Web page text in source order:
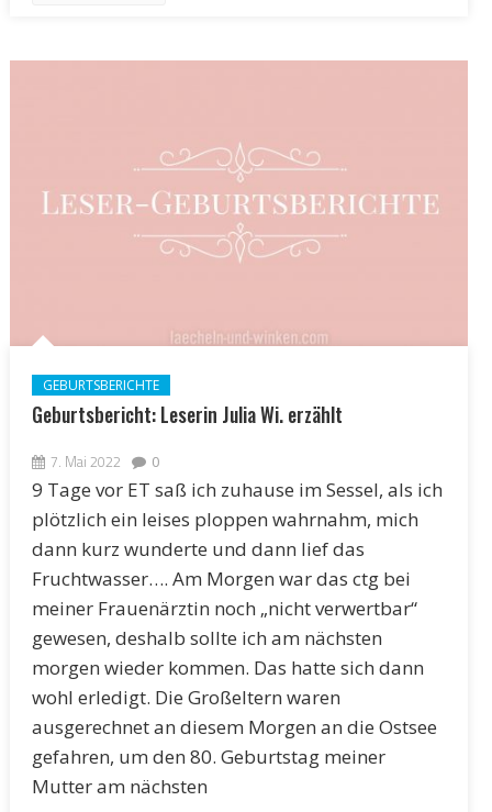
GEBURTSBERICHTE
Geburtsbericht: Leserin Julia Wi. erzählt
7. Mai 2022 0
9 Tage vor ET saß ich zuhause im Sessel, als ich
plötzlich ein leises ploppen wahrnahm, mich
dann kurz wunderte und dann lief das
Fruchtwasser…. Am Morgen war das ctg bei
meiner Frauenärztin noch „nicht verwertbar“
gewesen, deshalb sollte ich am nächsten
morgen wieder kommen. Das hatte sich dann
wohl erledigt. Die Großeltern waren
ausgerechnet an diesem Morgen an die Ostsee
gefahren, um den 80. Geburtstag meiner
Mutter am nächsten